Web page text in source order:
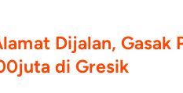
Dijalan, Gasak
di Gresik